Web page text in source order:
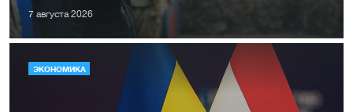
7 августа 2026
ЭКОНОМИКА